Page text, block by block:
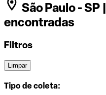
São Paulo - SP |
encontradas
Filtros
Limpar
Tipo de coleta: